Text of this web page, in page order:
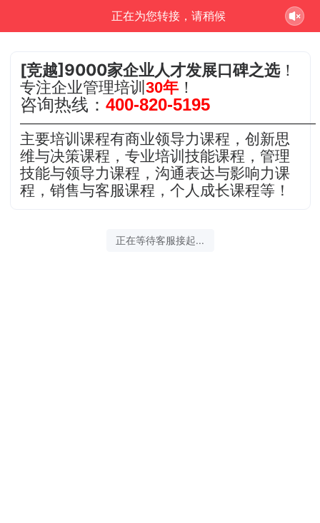
正在为您转接，请稍候
[竞越]9000家企业人才发展口碑之选！
专注企业管理培训30年 ！
咨询热线：400-820-5195
———————————————————————
主要培训课程有商业领导力课程，创新思
维与决策课程，专业培训技能课程，管理
技能与领导力课程，沟通表达与影响力课
程，销售与客服课程，个人成长课程等！
正在等待客服接起...